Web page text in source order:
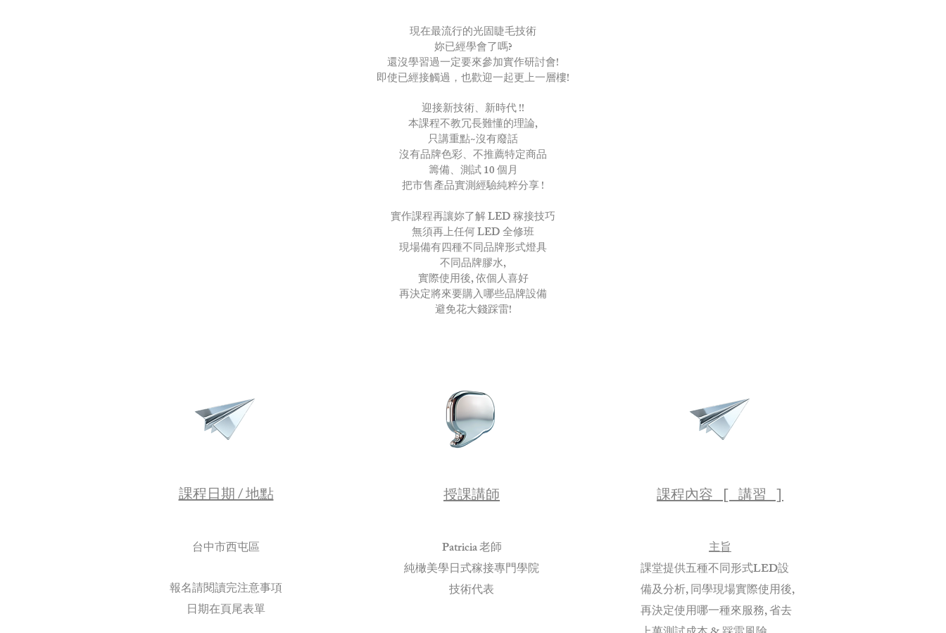
現在最流行的光固睫毛技術
妳已經學會了嗎?
還沒學習過一定要來參加實作研討會!
即使已經接觸過，也歡迎一起更上一層樓!
迎接新技術、新時代 !!
本課程不教冗長難懂的理論,
只講重點~沒有廢話
沒有品牌色彩、不推薦特定商品
籌備、測試 10 個月
把市售產品實測經驗純粹分享 !
實作課程再讓妳了解 LED 稼接技巧
無須再上任何 LED 全修班
現場備有四種不同品牌形式燈具
不同品牌膠水,
實際使用後, 依個人喜好
再決定將來要購入哪些品牌設備
避免花大錢踩雷!
​課程日期 / 地點
​台中市西屯區
報名請閱讀完注意事項
​日期在頁尾表單
授課講師
Patricia 老師
純橄美學日式稼接專門學院
技術代表
課程內容 [ 講習 ]
主旨
課堂提供五種不同形式LED設
備及分析, 同學現場實際使用後,
再決定使用哪一種來服務, 省去